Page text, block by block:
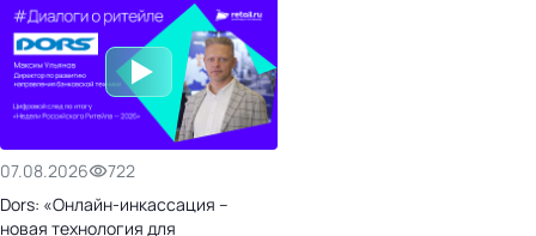
07.08.2026
722
Dors: «Онлайн-инкассация –
новая технология для